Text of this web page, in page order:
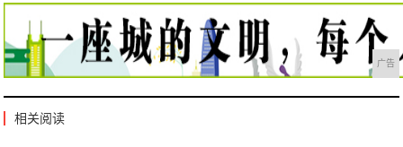
广告
相关阅读